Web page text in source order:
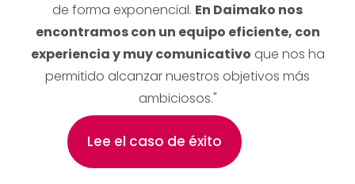
de forma exponencial. En Daimako nos
encontramos con un equipo eficiente, con
experiencia y muy comunicativo que nos ha
permitido alcanzar nuestros objetivos más
ambiciosos."
Lee el caso de éxito